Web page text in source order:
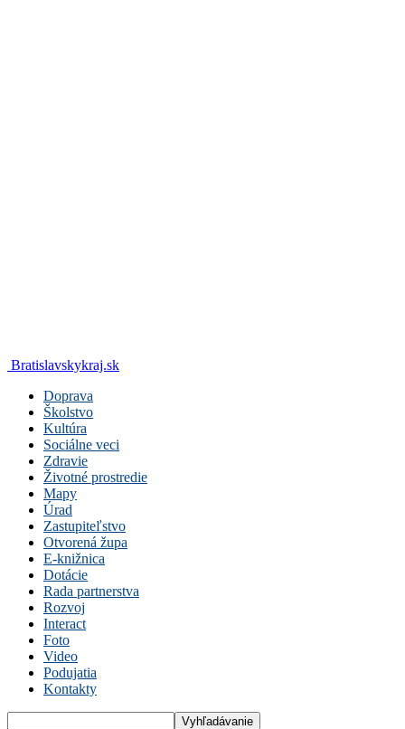
Bratislavskykraj.sk
Doprava
Školstvo
Kultúra
Sociálne veci
Zdravie
Životné prostredie
Mapy
Úrad
Zastupiteľstvo
Otvorená župa
E-knižnica
Dotácie
Rada partnerstva
Rozvoj
Interact
Foto
Video
Podujatia
Kontakty